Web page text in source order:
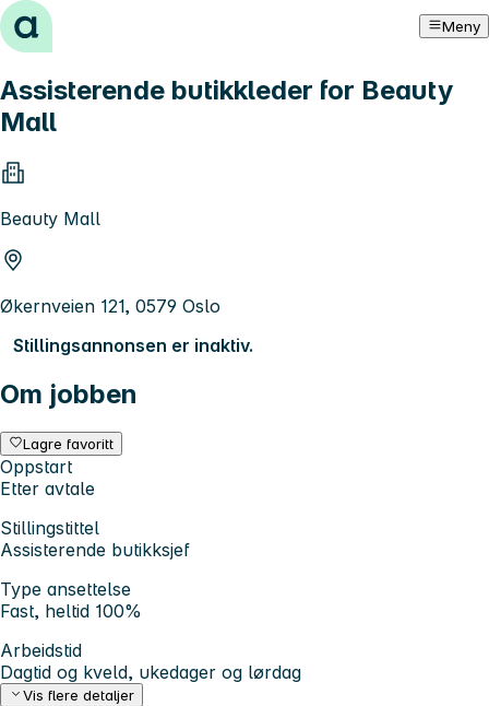
Hopp til innhold Meny
Assisterende butikkleder for Beauty
Mall
Beauty Mall
Økernveien 121, 0579 Oslo
Stillingsannonsen er inaktiv.
Om jobben
Lagre favoritt
Oppstart
Etter avtale
Stillingstittel
Assisterende butikksjef
Type ansettelse
Fast, heltid 100%
Arbeidstid
Dagtid og kveld, ukedager og lørdag
Vis flere detaljer